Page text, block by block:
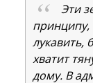
Эти
принципу,
лукавить,
хватит
дому. В